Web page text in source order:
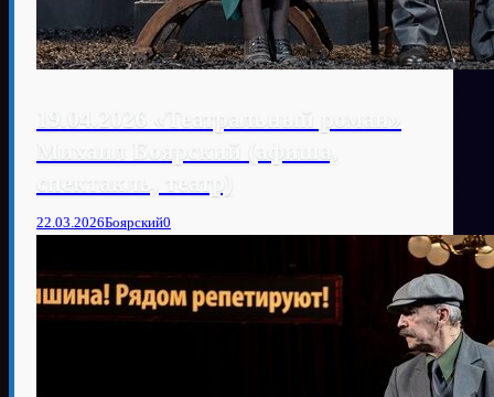
19.04.2026 «Театральный роман»
Михаил Боярский (афиша,
спектакль, театр)
22.03.2026Боярский0